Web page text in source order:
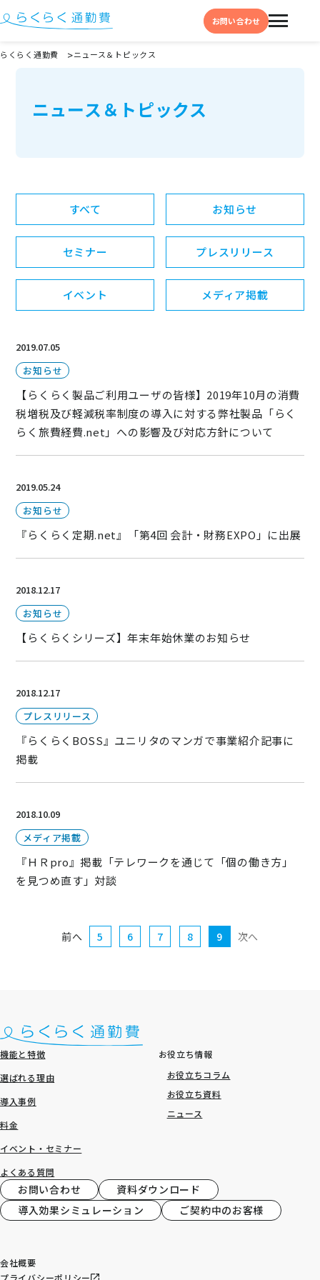
お問い合わせ
選ばれる理由
イベント・セミナー
よくある質問
お役立ち情報
お役立ちコラム
お役立ち資料
通勤費システム適合診断
導入効果シミュレーション
らくらく通勤費 ニュース＆トピックス
ニュース＆トピックス
すべて お知らせ
セミナー プレスリリース
イベント メディア掲載
2019.07.05
お知らせ
【らくらく製品ご利用ユーザの皆様】2019年10月の消費
税増税及び軽減税率制度の導入に対する弊社製品「らく
らく旅費経費.net」への影響及び対応方針について
2019.05.24
お知らせ
『らくらく定期.net』「第4回 会計・財務EXPO」に出展
2018.12.17
お知らせ
【らくらくシリーズ】年末年始休業のお知らせ
2018.12.17
プレスリリース
『らくらくBOSS』ユニリタのマンガで事業紹介記事に
掲載
2018.10.09
メディア掲載
『ＨＲpro』掲載「テレワークを通じて「個の働き方」
を見つめ直す」対談
前へ 5 6 7 8 9 次へ
機能と特徴
選ばれる理由
導入事例
料金
イベント・セミナー
よくある質問
お役立ち情報
お役立ちコラム
お役立ち資料
ニュース
お問い合わせ
資料ダウンロード
導入効果シミュレーション
ご契約中のお客様
会社概要